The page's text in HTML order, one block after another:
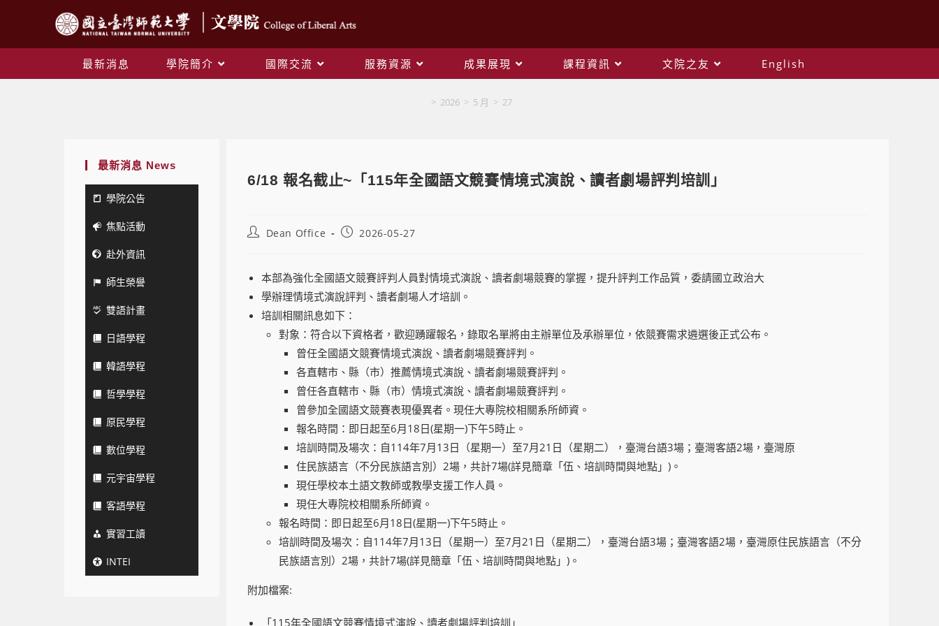
最新消息 學院簡介 國際交流 服務資源 成果展現 課程資訊 文院之友 English
> 2026 > 5 月 > 27
最新消息 News
學院公告
焦點活動
赴外資訊
師生榮譽
雙語計畫
日語學程
韓語學程
哲學學程
原民學程
數位學程
元宇宙學程
客語學程
實習工讀
INTEI
6/18 報名截止~「115年全國語文競賽情境式演說、讀者劇場評判培訓」
Dean Office 2026-05-27
本部為強化全國語文競賽評判人員對情境式演說、讀者劇場競賽的掌握，提升評判工作品質，委請國立政治大
學辦理情境式演說評判、讀者劇場人才培訓。
培訓相關訊息如下：
對象：符合以下資格者，歡迎踴躍報名，錄取名單將由主辦單位及承辦單位，依競賽需求遴選後正式公布。
曾任全國語文競賽情境式演說、讀者劇場競賽評判。
各直轄市、縣（市）推薦情境式演說、讀者劇場競賽評判。
曾任各直轄市、縣（市）情境式演說、讀者劇場競賽評判。
曾參加全國語文競賽表現優異者。現任大專院校相關系所師資。
報名時間：即日起至6月18日(星期一)下午5時止。
培訓時間及場次：自114年7月13日（星期一）至7月21日（星期二），臺灣台語3場；臺灣客語2場，臺灣原
住民族語言（不分民族語言別）2場，共計7場(詳見簡章「伍、培訓時間與地點」)。
現任學校本土語文教師或教學支援工作人員。
現任大專院校相關系所師資。
報名時間：即日起至6月18日(星期一)下午5時止。
培訓時間及場次：自114年7月13日（星期一）至7月21日（星期二），臺灣台語3場；臺灣客語2場，臺灣原住民族語言（不分
民族語言別）2場，共計7場(詳見簡章「伍、培訓時間與地點」)。
附加檔案:
「115年全國語文競賽情境式演說、讀者劇場評判培訓」